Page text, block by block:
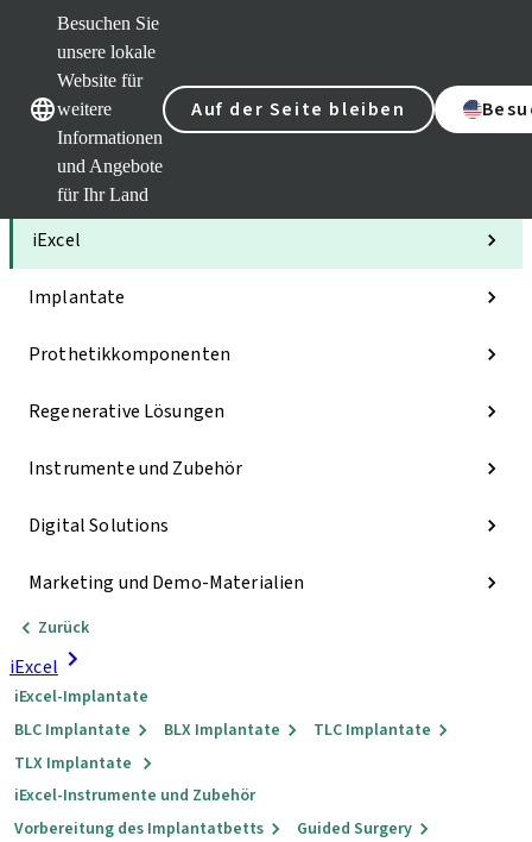
Besuchen Sie
unsere lokale
Website für
weitere
Informationen
und Angebote
für Ihr Land
Auf der Seite bleiben
Unsere MarkenUnsere Marken
Kategorien
iExcel
Implantate
Prothetikkomponenten
Regenerative Lösungen
Instrumente und Zubehör
Digital Solutions
Marketing und Demo-Materialien
Zurück
iExcel
iExcel-Implantate
BLC Implantate
BLX Implantate
TLC Implantate
TLX Implantate
iExcel-Instrumente und Zubehör
Vorbereitung des Implantatbetts
Guided Surgery